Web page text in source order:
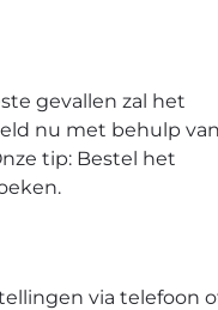
gevallen zal het
nu met behulp van
tip: Bestel het
via telefoon